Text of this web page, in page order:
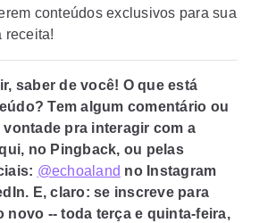
conteúdos exclusivos para sua
receita!
saber de você! O que está
Tem algum comentário ou
pra interagir com a
no Pingback, ou pelas
@echoaland no Instagram
E, claro: se inscreve para
novo -- toda terça e quinta-feira,